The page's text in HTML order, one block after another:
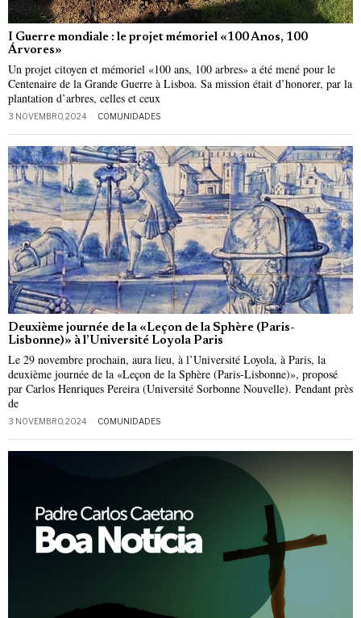
I Guerre mondiale : le projet mémoriel «100 Anos, 100
Árvores»
Un projet citoyen et mémoriel «100 ans, 100 arbres» a été mené pour le
Centenaire de la Grande Guerre à Lisboa. Sa mission était d’honorer, par la
plantation d’arbres, celles et ceux
3 NOVEMBRO, 2024 COMUNIDADES
Deuxième journée de la «Leçon de la Sphère (Paris-
Lisbonne)» à l’Université Loyola Paris
Le 29 novembre prochain, aura lieu, à l’Université Loyola, à Paris, la
deuxième journée de la «Leçon de la Sphère (Paris-Lisbonne)», proposé
par Carlos Henriques Pereira (Université Sorbonne Nouvelle). Pendant près
de
3 NOVEMBRO, 2024 COMUNIDADES